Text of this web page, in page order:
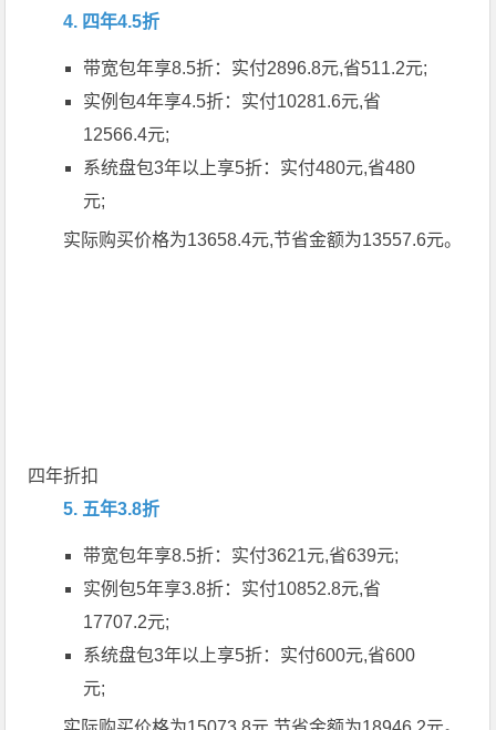
4. 四年4.5折
带宽包年享8.5折：实付2896.8元,省511.2元;
实例包4年享4.5折：实付10281.6元,省
12566.4元;
系统盘包3年以上享5折：实付480元,省480
元;
实际购买价格为13658.4元,节省金额为13557.6元。
四年折扣
5. 五年3.8折
带宽包年享8.5折：实付3621元,省639元;
实例包5年享3.8折：实付10852.8元,省
17707.2元;
系统盘包3年以上享5折：实付600元,省600
元;